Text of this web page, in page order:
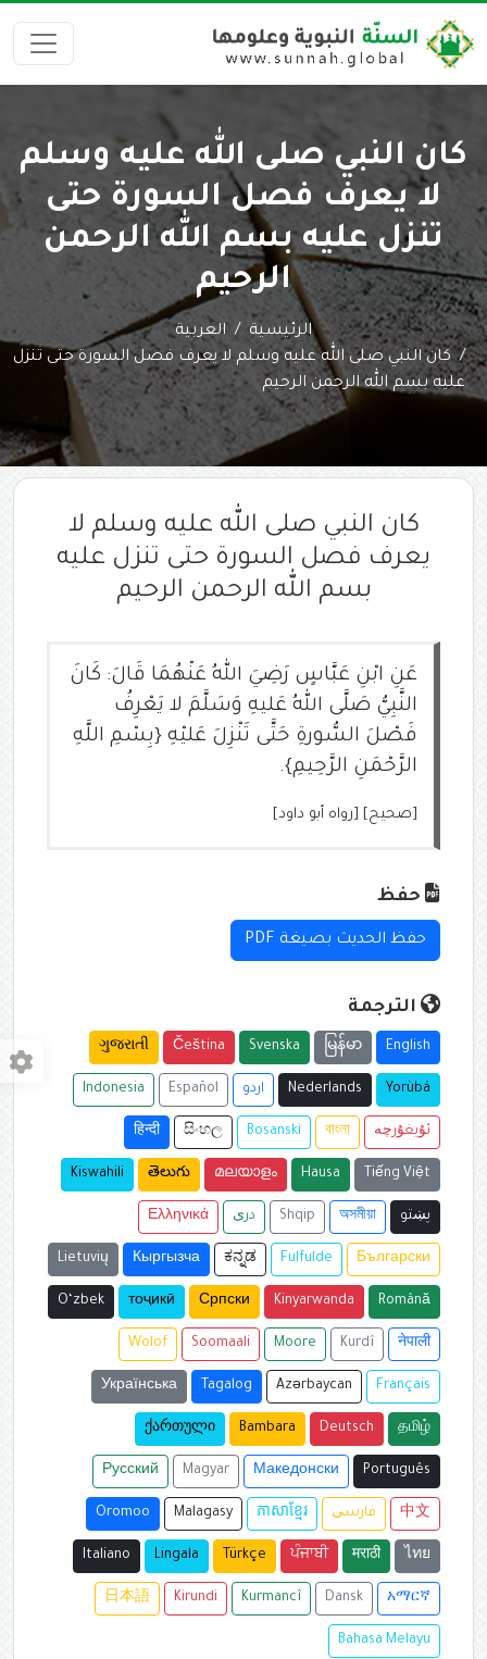
كان النبي صلى الله عليه وسلم
لا يعرف فصل السورة حتى
تنزل عليه بسم الله الرحمن
الرحيم
الرئيسية
العربية
كان النبي صلى الله عليه وسلم لا يعرف فصل السورة حتى تنزل
عليه بسم الله الرحمن الرحيم
كان النبي صلى الله عليه وسلم لا
يعرف فصل السورة حتى تنزل عليه
بسم الله الرحمن الرحيم
عَنِ ‌ابْنِ عَبَّاسٍ رَضِيَ اللهُ عَنْهُمَا قَالَ: كَانَ
النَّبِيُّ صَلَّى اللهُ عَليهِ وَسَلَّمَ لا يَعْرِفُ
فَصْلَ السُّورةِ حَتَّى تَنْزِلَ عَليْهِ {بِسْمِ اللَّهِ
الرَّحْمَنِ الرَّحِيمِ}.
[صحيح] [رواه أبو داود]
حفظ
حفظ الحديث بصيغة PDF
الترجمة
English
မြန်မာ
Svenska
Čeština
ગુજરાતી
Yorùbá
Nederlands اردو Español
Indonesia
ئۇيغۇرچە বাংলা
Bosanski
සිංහල
हिन्दी
Tiếng Việt
Hausa
മലയാളം
తెలుగు
Kiswahili
پښتو অসমীয়া
Shqip دری Ελληνικά
Български
Fulfulde
ಕನ್ನಡ
Кыргызча
Lietuvių
Română
Kinyarwanda
Српски
тоҷикӣ
O‘zbek
नेपाली
Kurdî
Moore
Soomaali
Wolof
Français
Azərbaycan
Tagalog
Українська
தமிழ்
Deutsch
Bambara
ქართული
Português
Македонски
Magyar
Русский
中文 فارسی ភាសាខ្មែរ
Malagasy
Oromoo
ไทย
मराठी
ਪੰਜਾਬੀ
Türkçe
Lingala
Italiano
አማርኛ
Dansk
Kurmancî
Kirundi
日本語
Bahasa Melayu